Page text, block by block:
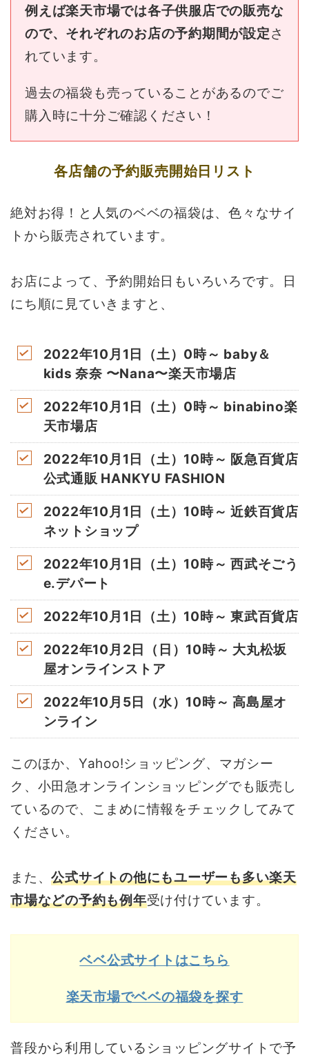
例えば楽天市場では各子供服店での販売な
ので、それぞれのお店の予約期間が設定さ
れています。
過去の福袋も売っていることがあるのでご
購入時に十分ご確認ください！
各店舗の予約販売開始日リスト
絶対お得！と人気のベベの福袋は、色々なサイ
トから販売されています。
お店によって、予約開始日もいろいろです。日
にち順に見ていきますと、
2022年10月1日（土）0時～ baby＆
kids 奈奈 〜Nana〜楽天市場店
2022年10月1日（土）0時～ binabino楽
天市場店
2022年10月1日（土）10時～ 阪急百貨店
公式通販 HANKYU FASHION
2022年10月1日（土）10時～ 近鉄百貨店
ネットショップ
2022年10月1日（土）10時～ 西武そごう
e.デパート
2022年10月1日（土）10時～ 東武百貨店
2022年10月2日（日）10時～ 大丸松坂
屋オンラインストア
2022年10月5日（水）10時～ 高島屋オ
ンライン
このほか、Yahoo!ショッピング、マガシー
ク、小田急オンラインショッピングでも販売し
ているので、こまめに情報をチェックしてみて
ください。
また、公式サイトの他にもユーザーも多い楽天
市場などの予約も例年受け付けています。
ベベ公式サイトはこちら
楽天市場でベベの福袋を探す
普段から利用しているショッピングサイトで予